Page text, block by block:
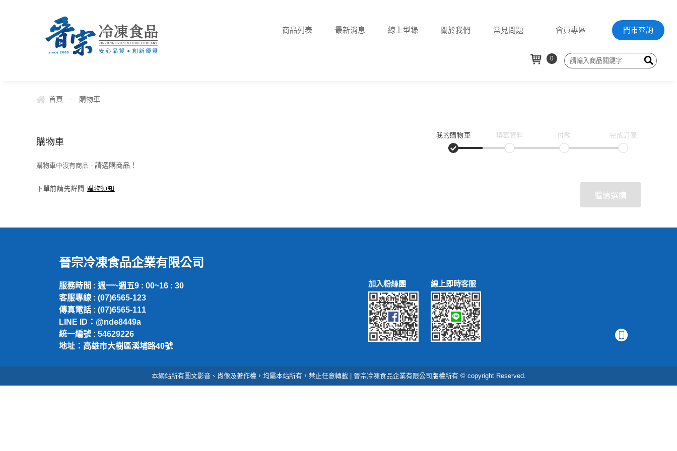
商品列表 最新消息 線上型錄 關於我們 常見問題 會員專區 門市查詢
0
首頁 - 購物車
購物車
我的購物車 填寫資料 付款 完成訂購
購物車中沒有商品 - 請選購商品！
下單前請先詳閱 購物須知
晉宗冷凍食品企業有限公司
服務時間 : 週一~週五9 : 00~16 : 30
客服專線 : (07)6565-123
傳真電話 : (07)6565-111
LINE ID：@nde8449a
統一編號 : 54629226
地址：高雄市大樹區溪埔路40號
加入粉絲團 線上即時客服
本網站所有圖文影音、肖像及著作權，均屬本站所有，禁止任意轉載 | 晉宗冷凍食品企業有限公司版權所有 © copyright Reserved.